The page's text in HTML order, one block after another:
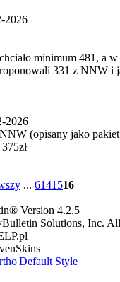
2026
minimum 481, a
331 z NNW i
2026
(opisany jako pakiet
... 6141516
Version 4.2.5
Solutions, Inc. All
|Default Style